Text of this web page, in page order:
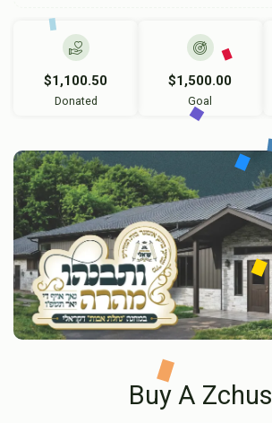
$1,100.50
Donated
$1,500.00
Goal
Buy A Zchus